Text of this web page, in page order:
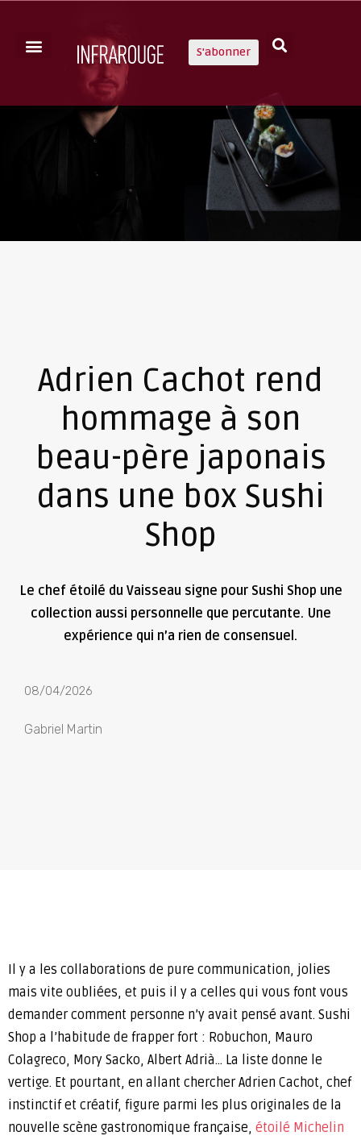
S'abonner
Adrien Cachot rend
hommage à son
beau-père japonais
dans une box Sushi
Shop
Le chef étoilé du Vaisseau signe pour Sushi Shop une
collection aussi personnelle que percutante. Une
expérience qui n’a rien de consensuel.
08/04/2026
Gabriel Martin
Il y a les collaborations de pure communication, jolies
mais vite oubliées, et puis il y a celles qui vous font vous
demander comment personne n’y avait pensé avant. Sushi
Shop a l’habitude de frapper fort : Robuchon, Mauro
Colagreco, Mory Sacko, Albert Adrià… La liste donne le
vertige. Et pourtant, en allant chercher Adrien Cachot, chef
instinctif et créatif, figure parmi les plus originales de la
nouvelle scène gastronomique française, étoilé Michelin